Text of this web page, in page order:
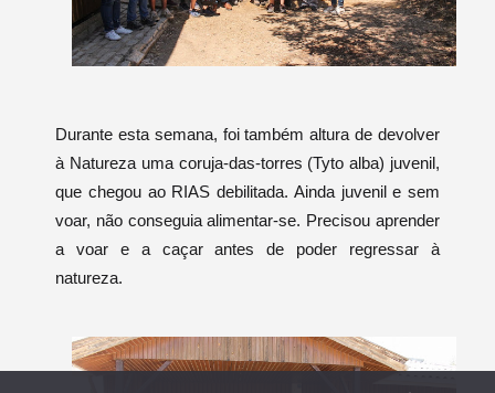
Durante esta semana, foi também altura de devolver
à Natureza uma coruja-das-torres (Tyto alba) juvenil,
que chegou ao RIAS debilitada. Ainda juvenil e sem
voar, não conseguia alimentar-se. Precisou aprender
a voar e a caçar antes de poder regressar à
natureza.